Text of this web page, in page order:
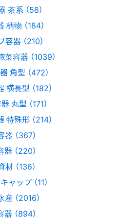
茶系 （58）
柄物 （184）
器 （210）
菜容器 （1039）
角型 （472）
長型 （182）
丸型 （171）
殊形 （214）
（367）
（220）
（136）
ャップ （11）
産 （2016）
（894）